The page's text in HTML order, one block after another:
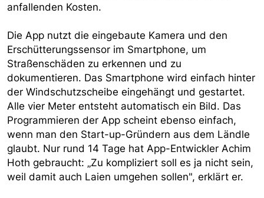
anfallenden Kosten.
Die App nutzt die eingebaute Kamera und den
Erschütterungssensor im Smartphone, um
Straßenschäden zu erkennen und zu
dokumentieren. Das Smartphone wird einfach hinter
der Windschutzscheibe eingehängt und gestartet.
Alle vier Meter entsteht automatisch ein Bild. Das
Programmieren der App scheint ebenso einfach,
wenn man den Start-up-Gründern aus dem Ländle
glaubt. Nur rund 14 Tage hat App-Entwickler Achim
Hoth gebraucht: „Zu kompliziert soll es ja nicht sein,
weil damit auch Laien umgehen sollen", erklärt er.